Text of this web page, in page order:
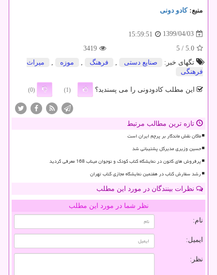
منبع:كادو دونی
1399/04/03
15:59:51
5.0
/ 5
3419
تگهای خبر:
صنایع دستی , فرهنگ , موزه ,
میراث
فرهنگی
این مطلب کادودونی را می پسندید؟ (1)
(0)
تازه ترین مطالب مرتبط
ماکان نقش ماندگار بر پرچم ایران است
حسین وزیری مدیرکل پشتیبانی شد
پرفروش های کانون در نمایشگاه کتاب کودک و نوجوان میناب 168 معرفی گردید
رشد سفارش کتاب در هفتمین نمایشگاه مجازی کتاب تهران
نظرات بینندگان در مورد این مطلب
نظر شما در مورد این مطلب
نام:
ایمیل:
نظر: